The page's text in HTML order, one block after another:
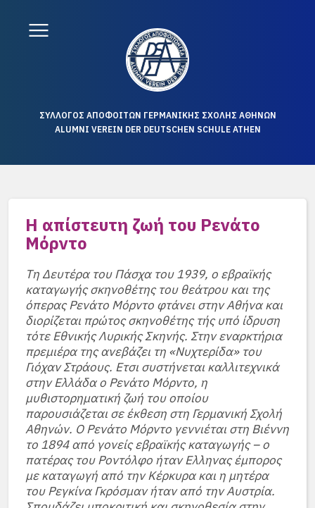
ΣΥΛΛΟΓΟΣ ΑΠΟΦΟΙΤΩΝ ΓΕΡΜΑΝΙΚΗΣ ΣΧΟΛΗΣ ΑΘΗΝΩΝ
ALUMNI VEREIN DER DEUTSCHEN SCHULE ATHEN
Η απίστευτη ζωή του Ρενάτο
Μόρντο
Τη Δευτέρα του Πάσχα του 1939, ο εβραϊκής
καταγωγής σκηνοθέτης του θεάτρου και της
όπερας Ρενάτο Μόρντο φτάνει στην Αθήνα και
διορίζεται πρώτος σκηνοθέτης τής υπό ίδρυση
τότε Εθνικής Λυρικής Σκηνής. Στην εναρκτήρια
πρεμιέρα της ανεβάζει τη «Νυχτερίδα» του
Γιόχαν Στράους. Eτσι συστήνεται καλλιτεχνικά
στην Ελλάδα ο Ρενάτο Μόρντο, η
μυθιστορηματική ζωή του οποίου
παρουσιάζεται σε έκθεση στη Γερμανική Σχολή
Αθηνών. Ο Ρενάτο Μόρντο γεννιέται στη Βιέννη
το 1894 από γονείς εβραϊκής καταγωγής – ο
πατέρας του Ροντόλφο ήταν Eλληνας έμπορος
με καταγωγή από την Κέρκυρα και η μητέρα
του Ρεγκίνα Γκρόσμαν ήταν από την Αυστρία.